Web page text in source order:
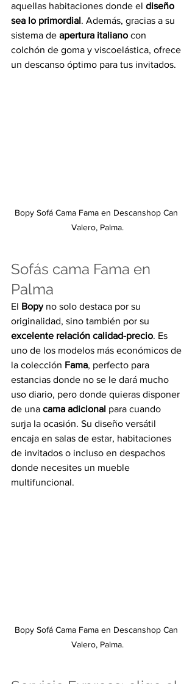
aquellas habitaciones donde el diseño
sea lo primordial. Además, gracias a su
sistema de apertura italiano con
colchón de goma y viscoelástica, ofrece
un descanso óptimo para tus invitados.
Bopy Sofá Cama Fama en Descanshop Can
Valero, Palma.
Sofás cama Fama en
Palma
El Bopy no solo destaca por su
originalidad, sino también por su
excelente relación calidad-precio. Es
uno de los modelos más económicos de
la colección Fama, perfecto para
estancias donde no se le dará mucho
uso diario, pero donde quieras disponer
de una cama adicional para cuando
surja la ocasión. Su diseño versátil
encaja en salas de estar, habitaciones
de invitados o incluso en despachos
donde necesites un mueble
multifuncional.
Bopy Sofá Cama Fama en Descanshop Can
Valero, Palma.